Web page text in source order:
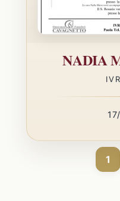
NADIA
1